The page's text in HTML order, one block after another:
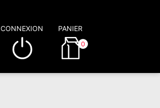
CONNEXION PANIER
0